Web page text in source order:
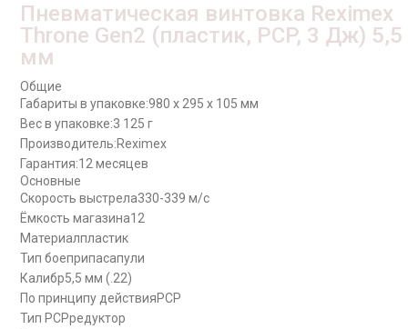
Пневматическая винтовка Reximex
Throne Gen2 (пластик, PCP, 3 Дж) 5,5
мм
Общие
Габариты в упаковке:980 x 295 x 105 мм
Вес в упаковке:3 125 г
Производитель:Reximex
Гарантия:12 месяцев
Основные
Скорость выстрела330-339 м/с
Ёмкость магазина12
Материалпластик
Тип боеприпасапули
Калибр5,5 мм (.22)
По принципу действияPCP
Тип PCPредуктор